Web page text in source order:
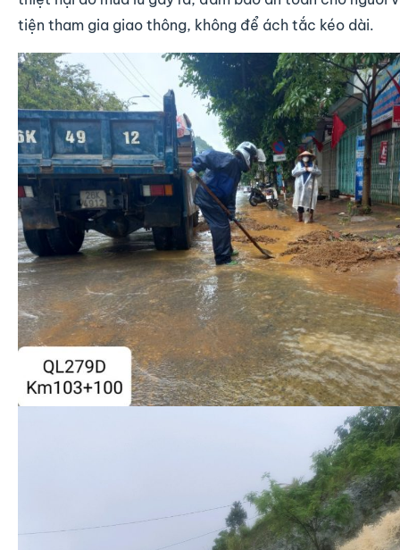
tiện tham gia giao thông, không để ách tắc kéo dài.